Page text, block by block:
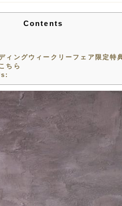
Contents
ィングウィークリーフェア限定特
ちら